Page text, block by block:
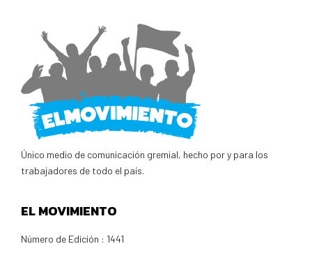
Único medio de comunicación gremial, hecho por y para los
trabajadores de todo el país.
EL MOVIMIENTO
Número de Edición : 1441